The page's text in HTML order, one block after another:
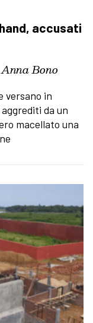
accusati
Anna Bono
versano in
da un
macellato una